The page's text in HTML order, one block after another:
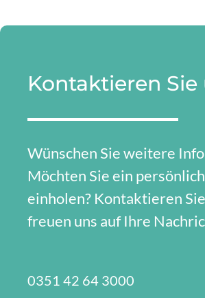
Kontaktieren Sie
Wünschen Sie weitere
Möchten Sie ein
einholen? Kontaktieren
freuen uns auf Ihre
0351 42 64 3000